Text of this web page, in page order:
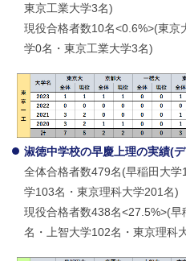
東京工業大学3名)
現役合格者数10名<0.6%>(東京
学0名・東京工業大学3名)
淑徳中学校の早慶上理の実績(
全体合格者数479名(早稲田大
学103名・東京理科大学201名)
現役合格者数438名<27.5%>(
名・上智大学102名・東京理科